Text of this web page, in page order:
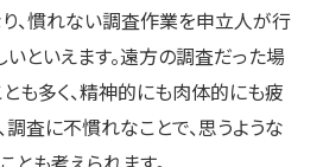
、慣れない調査作業を申立人が行
といえます。遠方の調査だった場
も多く、精神的にも肉体的にも疲
調査に不慣れなことで、思うような